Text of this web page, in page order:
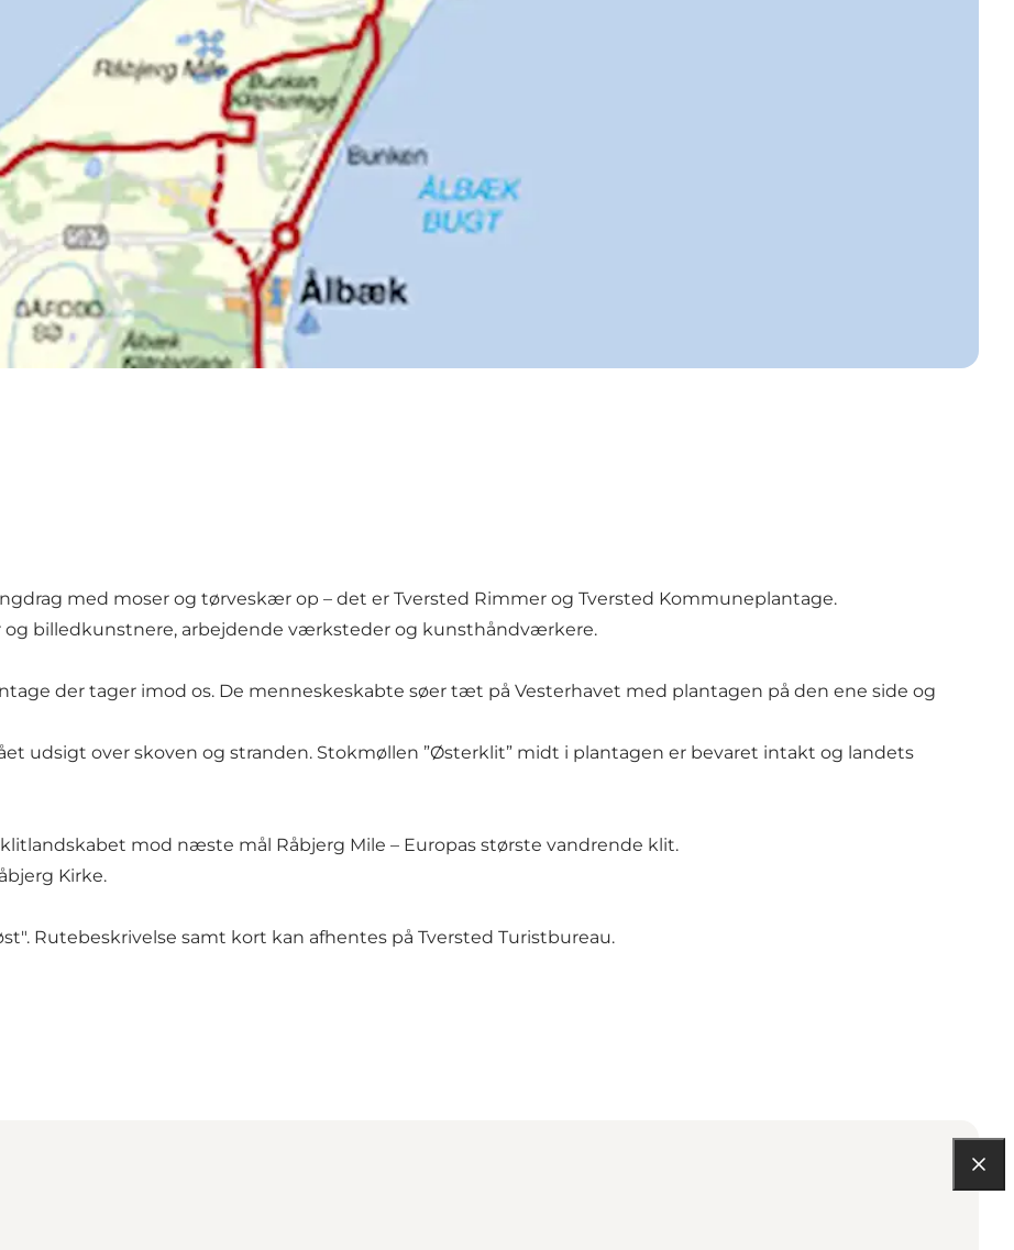
med moser og tørveskær op – det er Tversted Rimmer og Tversted Kommuneplantage.
billedkunstnere, arbejdende værksteder og kunsthåndværkere.
der tager imod os. De menneskeskabte søer tæt på Vesterhavet med plantagen på den ene side og
udsigt over skoven og stranden. Stokmøllen ”Østerklit” midt i plantagen er bevaret intakt og landets
mod næste mål Råbjerg Mile – Europas største vandrende klit.
Kirke.
Rutebeskrivelse samt kort kan afhentes på Tversted Turistbureau.